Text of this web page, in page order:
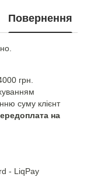
Повернення
грн.
суму клієнт
на
- LiqPay